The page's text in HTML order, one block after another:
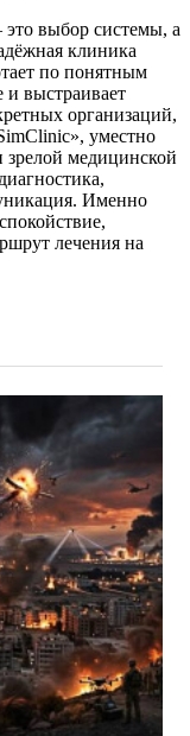
выбор системы, а
клиника
по понятным
и выстраивает
организаций,
уместно
зрелой медицинской
Именно
лечения на